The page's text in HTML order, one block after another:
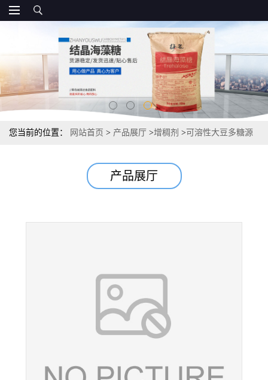
您当前的位置： 网站首页 > 产品展厅 >增稠剂 > 可溶性大豆多糖源
产品展厅